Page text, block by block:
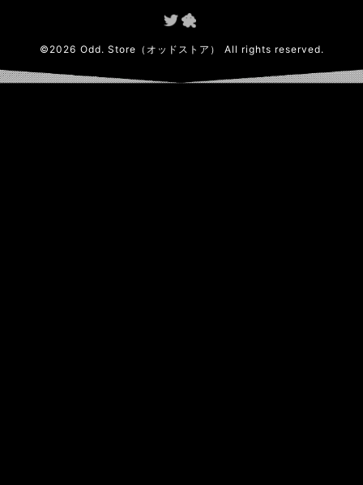
© 2026 Odd. Store（オッドストア） All rights reserved.